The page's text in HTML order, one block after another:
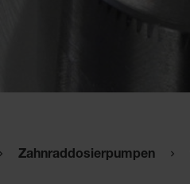
Zahnraddosierpumpen